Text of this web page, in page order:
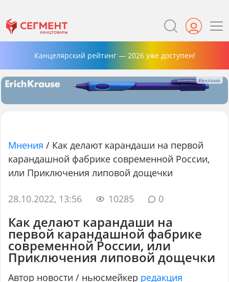
Канцелярский рейтинг — 2026 уже доступен!
Мнения / Как делают карандаши на первой
карандашной фабрике современной России,
или Приключения липовой дощечки
28.10.2022, 13:56 10285 0
Как делают карандаши на
первой карандашной фабрике
современной России, или
Приключения липовой дощечки
Автор новости / ньюсмейкер редакция